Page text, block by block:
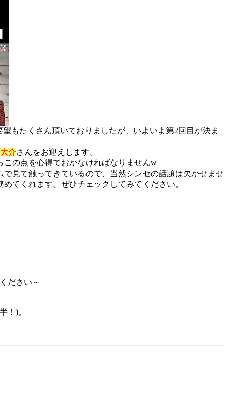
もたくさん頂いておりましたが、いよいよ第2回目が決ま
介さんをお迎えします。
の点を心得ておかなければなりませんw
見て触ってきているので、当然シンセの話題は欠かせませ
てくれます。ぜひチェックしてみてください。
ださい～
！)。